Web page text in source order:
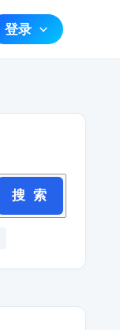
登录
搜 索